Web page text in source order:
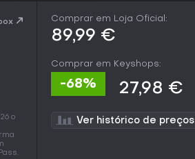
o
Comprar em Loja Oficial:
89,99 €
Comprar em Keyshops:
-68% 27,98 €
Ver histórico de preços